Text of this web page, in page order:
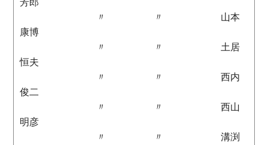
芳郎
〃 〃 山本
康博
〃 〃 土居
恒夫
〃 〃 西内
俊二
〃 〃 西山
明彦
〃 〃 溝渕